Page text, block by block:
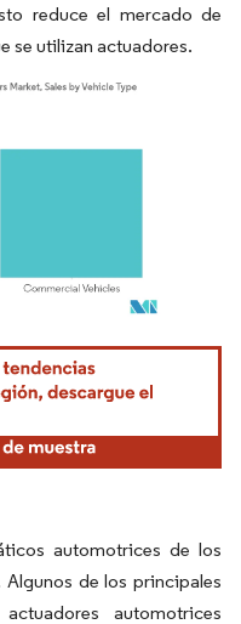
reduce el mercado de
se utilizan actuadores.
atribución según CC BY 4.0.
automotrices de los
de los principales
automotrices